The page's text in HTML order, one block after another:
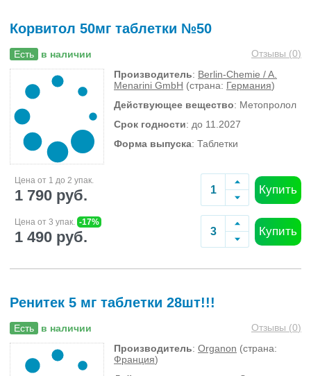
Корвитол 50мг таблетки №50
Есть в наличии Отзывы (0)
Производитель: Berlin-Chemie / A.
Menarini GmbH (страна: Германия)
Действующее вещество: Метопролол
Срок годности: до 11.2027
Форма выпуска: Таблетки
Цена от 1 до 2 упак.
1 790 руб. Купить
Цена от 3 упак. -17%
1 490 руб. Купить
Ренитек 5 мг таблетки 28шт!!!
Есть в наличии Отзывы (0)
Производитель: Organon (страна:
Франция)